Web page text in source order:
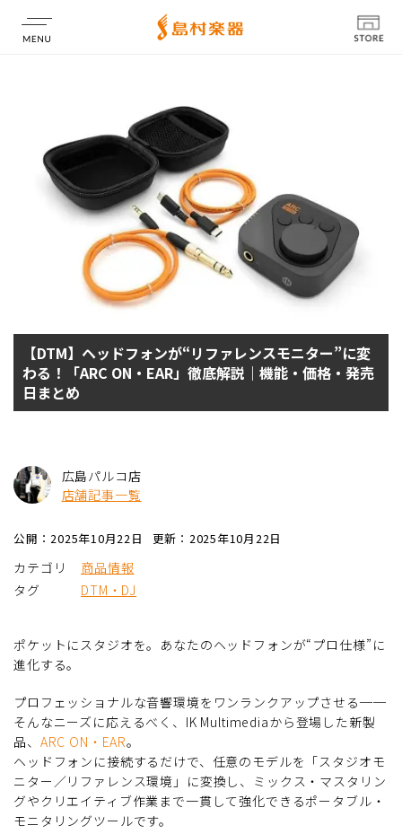
【DTM】ヘッドフォンが“リファレンスモニター”に変
わる！「ARC ON・EAR」徹底解説｜機能・価格・発売
日まとめ
広島パルコ店
店舗記事一覧
公開：2025年10月22日 更新：2025年10月22日
カテゴリ
商品情報
タグ
DTM・DJ
ポケットにスタジオを。あなたのヘッドフォンが“プロ仕様”に
進化する。
プロフェッショナルな音響環境をワンランクアップさせる──
そんなニーズに応えるべく、IK Multimediaから登場した新製
品、 ARC ON・EAR。
ヘッドフォンに接続するだけで、任意のモデルを「スタジオモ
ニター／リファレンス環境」に変換し、ミックス・マスタリン
グやクリエイティブ作業まで一貫して強化できるポータブル・
モニタリングツールです。